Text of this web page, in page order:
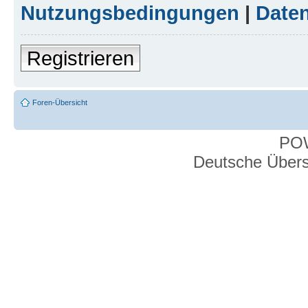
Nutzungsbedingungen |
Registrieren
Foren-Übersicht
Deutsche